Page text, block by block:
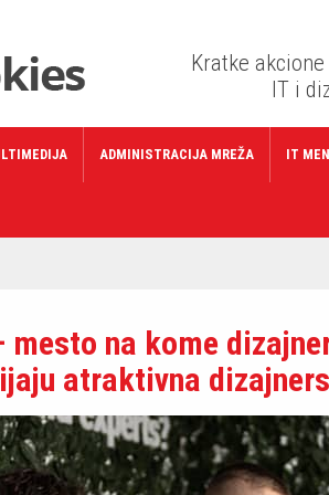
Kratke
IT i
ADMINISTRACIJA MREŽA IT
mesto na kome
atraktivna